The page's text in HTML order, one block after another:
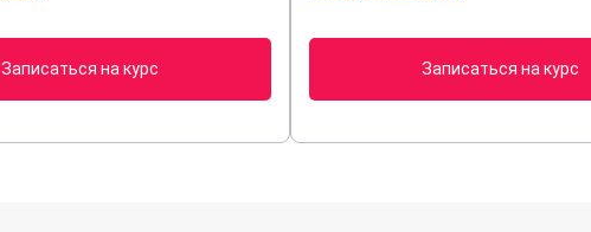
Записаться на курс Записаться на курс